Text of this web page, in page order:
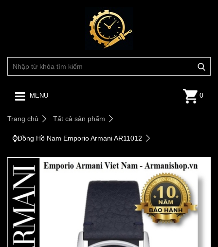
MENU 0
Trang chủ Tất cả sản phẩm
⌚️Đồng Hồ Nam Emporio Armani AR11012